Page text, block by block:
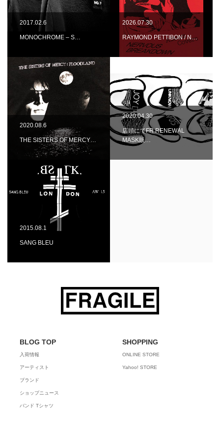
2017.02.6
MONOCHROME – S…
2026.07.30
RAYMOND PETTIBON / N…
2020.08.6
THE SISTERS OF MERCY…
2020.04.30
店頭にてFR RENEWAL
MASK販…
2015.08.1
SANG BLEU
BLOG TOP
入荷情報
アーティスト
ブランド
ショップニュース
バンド Tシャツ
SHOPPING
ONLINE STORE
Yahoo! STORE